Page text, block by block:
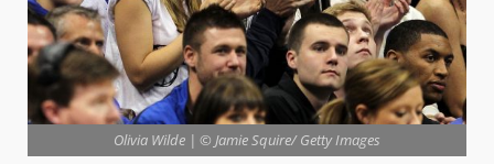
Olivia Wilde | © Jamie Squire/ Getty Images